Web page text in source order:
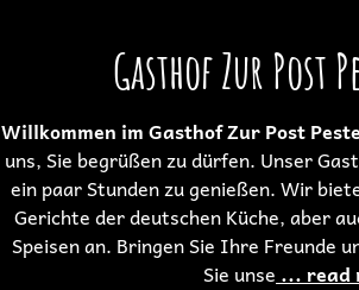
Gasthof Zur Post
Willkommen im Gasthof Zur Post
uns, Sie begrüßen zu dürfen. Unser
ein paar Stunden zu genießen. Wir
Gerichte der deutschen Küche, aber
Speisen an. Bringen Sie Ihre Freunde
Sie unse ... read